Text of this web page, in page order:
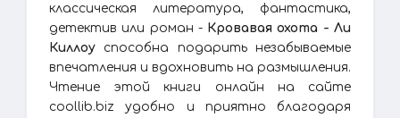
классическая литература, фантастика,
детектив или роман - Кровавая охота - Ли
Киллоу способна подарить незабываемые
впечатления и вдохновить на размышления.
Чтение этой книги онлайн на сайте
coollib.biz удобно и приятно благодаря